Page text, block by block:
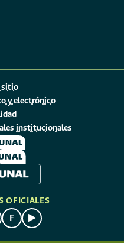
sitio
y electrónico
institucionales
OFICIALES
F ▶